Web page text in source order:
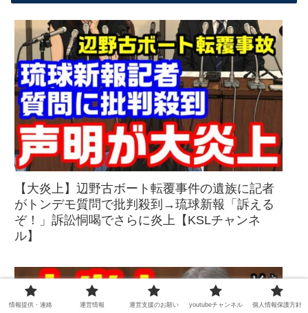
【大炎上】辺野古ボート転覆事件の遺族に記者
がトンデモ質問で批判殺到→琉球新報「訴える
ぞ！」訴訟恫喝でさらに炎上【KSLチャンネ
ル】
情報提供・連絡 運営情報 運営支援のお願い youtubeチャンネル 個人情報保護方針